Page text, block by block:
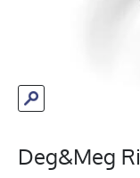
Deg&Meg